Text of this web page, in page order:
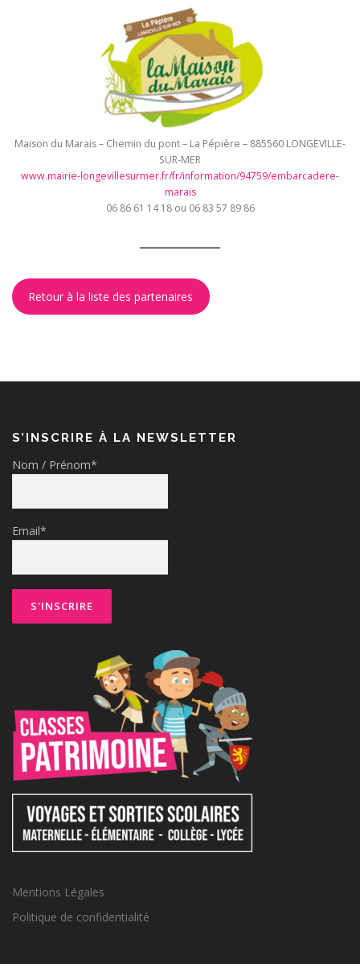
Maison du Marais – Chemin du pont – La Pépière – 885560 LONGEVILLE-
SUR-MER
www.mairie-longevillesurmer.fr/fr/information/94759/embarcadere-
marais
06 86 61 14 18 ou 06 83 57 89 86
Retour à la liste des partenaires
S’INSCRIRE À LA NEWSLETTER
Nom / Prénom*
Email*
Mentions Légales
Politique de confidentialité